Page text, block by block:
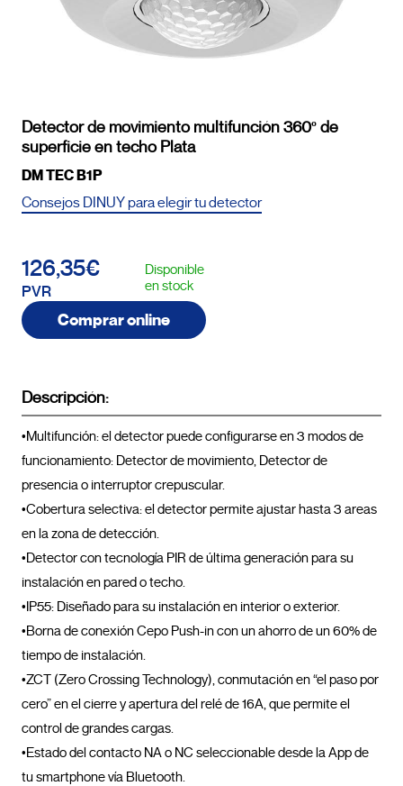
Detector de movimiento multifunción 360º de
superficie en techo Plata
DM TEC B1P
Consejos DINUY para elegir tu detector
126,35€
PVR
Disponible
en stock
Comprar online
Descripción:
•Multifunción: el detector puede configurarse en 3 modos de
funcionamiento: Detector de movimiento, Detector de
presencia o interruptor crepuscular.
•Cobertura selectiva: el detector permite ajustar hasta 3 areas
en la zona de detección.
•Detector con tecnología PIR de última generación para su
instalación en pared o techo.
•IP55: Diseñado para su instalación en interior o exterior.
•Borna de conexión Cepo Push-in con un ahorro de un 60% de
tiempo de instalación.
•ZCT (Zero Crossing Technology), conmutación en “el paso por
cero” en el cierre y apertura del relé de 16A, que permite el
control de grandes cargas.
•Estado del contacto NA o NC seleccionable desde la App de
tu smartphone vía Bluetooth.